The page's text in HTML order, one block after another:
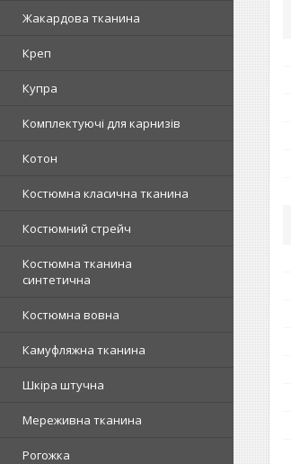
Жакардова тканина
Креп
Купра
Комплектуючі для карнизів
Котон
Костюмна класична тканина
Костюмний стрейч
Костюмна тканина
синтетична
Костюмна вовна
Камуфляжна тканина
Шкіра штучна
Мереживна тканина
Рогожка